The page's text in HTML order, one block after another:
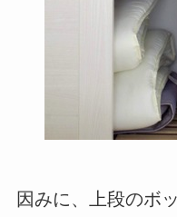
因みに、上段のボ